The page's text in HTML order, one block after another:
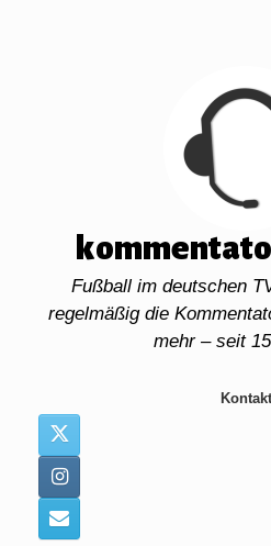
Fußball im deutschen
regelmäßig die
mehr – seit
Kontakt